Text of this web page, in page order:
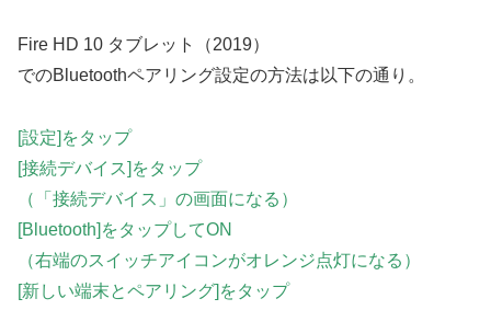
Fire HD 10 タブレット（2019）
でのBluetoothペアリング設定の方法は以下の通り。
[設定]をタップ
[接続デバイス]をタップ
（「接続デバイス」の画面になる）
[Bluetooth]をタップしてON
（右端のスイッチアイコンがオレンジ点灯になる）
[新しい端末とペアリング]をタップ